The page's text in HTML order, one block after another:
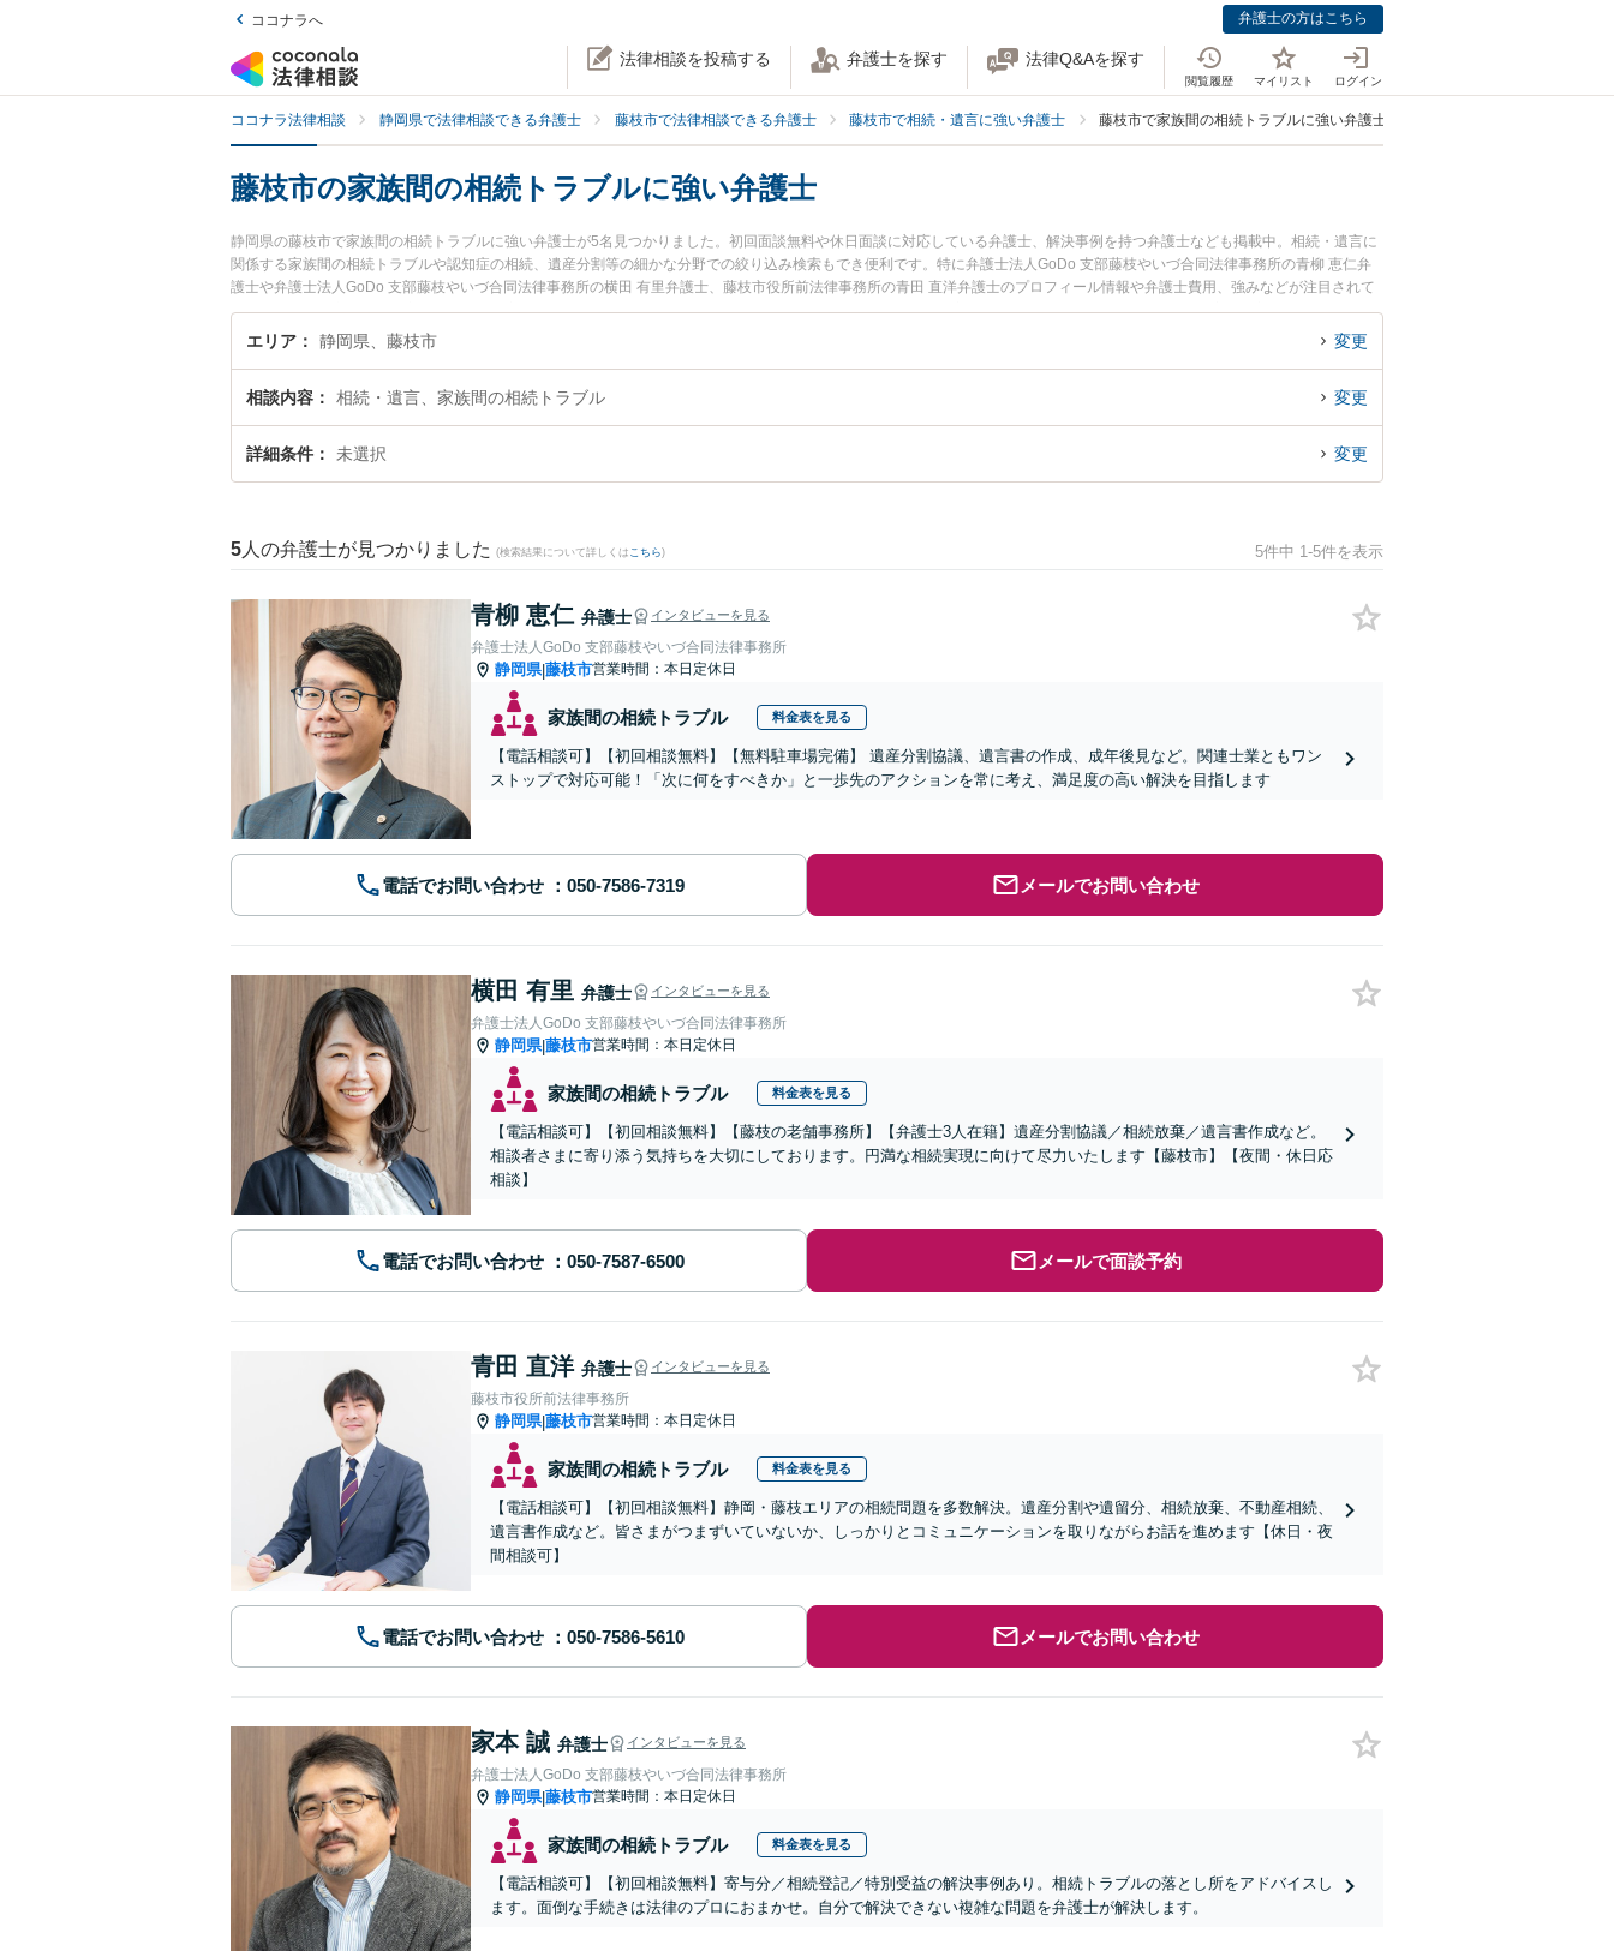
ココナラへ 弁護士の方はこちら
法律相談を投稿する 弁護士を探す 法律Q&Aを探す
閲覧履歴 マイリスト ログイン
ココナラ法律相談 静岡県で法律相談できる弁護士 藤枝市で法律相談できる弁護士 藤枝市で相続・遺言に強い弁護士 藤枝市で家族間の相続トラブルに強い弁護士
藤枝市の家族間の相続トラブルに強い弁護士
静岡県の藤枝市で家族間の相続トラブルに強い弁護士が5名見つかりました。初回面談無料や休日面談に対応している弁護士、解決事例を持つ弁護士なども掲載中。相続・遺言に
関係する家族間の相続トラブルや認知症の相続、遺産分割等の細かな分野での絞り込み検索もでき便利です。特に弁護士法人GoDo 支部藤枝やいづ合同法律事務所の青柳 恵仁弁
護士や弁護士法人GoDo 支部藤枝やいづ合同法律事務所の横田 有里弁護士、藤枝市役所前法律事務所の青田 直洋弁護士のプロフィール情報や弁護士費用、強みなどが注目されて
います。『藤枝市で土日や夜間に発生した家族間の相続トラブルのトラブルを今すぐに弁護士に相談したい』『家族間の相続トラブルのトラブル解決の実績豊富な近くの弁護士を
検索したい』『初回相談無料で家族間の相続トラブルを法律相談できる藤枝市内の弁護士に相談予約したい』などでお困りの相談者さんにおすすめです。
エリア 静岡県、藤枝市 変更
相談内容 相続・遺言、家族間の相続トラブル 変更
詳細条件 未選択 変更
5 人の弁護士が見つかりました (検索結果について詳しくは こちら) 5件中 1-5件を表示
青柳 恵仁 弁護士 インタビューを見る
弁護士法人GoDo 支部藤枝やいづ合同法律事務所
静岡県|藤枝市営業時間：本日定休日
家族間の相続トラブル 料金表を見る
【電話相談可】【初回相談無料】【無料駐車場完備】 遺産分割協議、遺言書の作成、成年後見など。関連士業ともワン
ストップで対応可能！「次に何をすべきか」と一歩先のアクションを常に考え、満足度の高い解決を目指します
電話でお問い合わせ メールでお問い合わせ
横田 有里 弁護士 インタビューを見る
弁護士法人GoDo 支部藤枝やいづ合同法律事務所
静岡県|藤枝市営業時間：本日定休日
家族間の相続トラブル 料金表を見る
【電話相談可】【初回相談無料】【藤枝の老舗事務所】【弁護士3人在籍】遺産分割協議／相続放棄／遺言書作成など。
相談者さまに寄り添う気持ちを大切にしております。円満な相続実現に向けて尽力いたします【藤枝市】【夜間・休日応
相談】
電話でお問い合わせ メールで面談予約
青田 直洋 弁護士 インタビューを見る
藤枝市役所前法律事務所
静岡県|藤枝市営業時間：本日定休日
家族間の相続トラブル 料金表を見る
【電話相談可】【初回相談無料】静岡・藤枝エリアの相続問題を多数解決。遺産分割や遺留分、相続放棄、不動産相続、
遺言書作成など。皆さまがつまずいていないか、しっかりとコミュニケーションを取りながらお話を進めます【休日・夜
間相談可】
電話でお問い合わせ メールでお問い合わせ
家本 誠 弁護士 インタビューを見る
弁護士法人GoDo 支部藤枝やいづ合同法律事務所
静岡県|藤枝市営業時間：本日定休日
家族間の相続トラブル 料金表を見る
【電話相談可】【初回相談無料】寄与分／相続登記／特別受益の解決事例あり。相続トラブルの落とし所をアドバイスし
ます。面倒な手続きは法律のプロにおまかせ。自分で解決できない複雑な問題を弁護士が解決します。